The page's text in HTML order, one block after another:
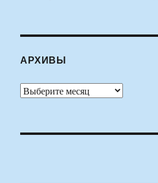
АРХИВЫ
Архивы